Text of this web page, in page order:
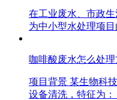
在工业废水、市政
为中小型水处理项
咖啡酸废水怎么处
项目背景 某生物科
设备清洗，特征为：